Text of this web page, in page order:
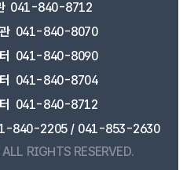
041-840-8712
041-840-8070
041-840-8090
041-840-8704
041-840-8712
840-2205 / 041-853-2630
ALL RIGHTS RESERVED.